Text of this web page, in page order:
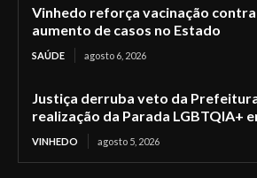
Vinhedo reforça vacinação
aumento de casos no Estado
SAÚDE agosto 6, 2026
Justiça derruba veto da
realização da Parada LGBTQIA+
VINHEDO agosto 5, 2026